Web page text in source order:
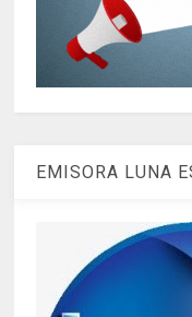
EMISORA LUNA